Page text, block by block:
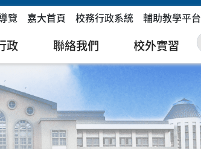
覽 嘉大首頁 校務行政系統 輔助教學平台
政 聯絡我們 校外實習